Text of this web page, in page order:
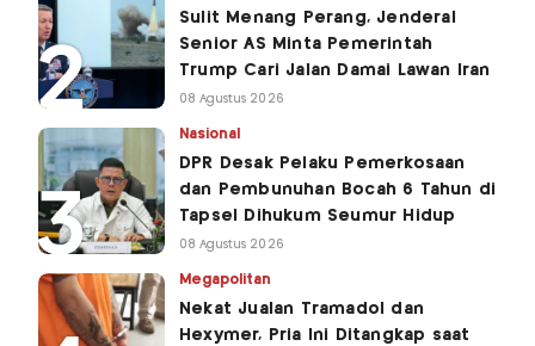
Sulit Menang Perang, Jenderal
Senior AS Minta Pemerintah
Trump Cari Jalan Damai Lawan Iran
08 Agustus 2026
Nasional
DPR Desak Pelaku Pemerkosaan
dan Pembunuhan Bocah 6 Tahun di
Tapsel Dihukum Seumur Hidup
08 Agustus 2026
Megapolitan
Nekat Jualan Tramadol dan
Hexymer, Pria Ini Ditangkap saat